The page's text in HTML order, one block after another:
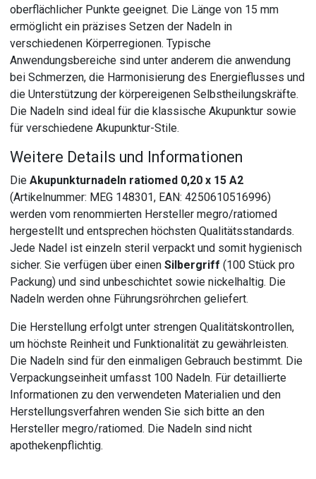
oberflächlicher Punkte geeignet. Die Länge von 15 mm
ermöglicht ein präzises Setzen der Nadeln in
verschiedenen Körperregionen. Typische
Anwendungsbereiche sind unter anderem die anwendung
bei Schmerzen, die Harmonisierung des Energieflusses und
die Unterstützung der körpereigenen Selbstheilungskräfte.
Die Nadeln sind ideal für die klassische Akupunktur sowie
für verschiedene Akupunktur-Stile.
Weitere Details und Informationen
DieAkupunkturnadeln ratiomed 0,20 x 15 A2
(Artikelnummer: MEG 148301, EAN: 4250610516996)
werden vom renommierten Hersteller megro/ratiomed
hergestellt und entsprechen höchsten Qualitätsstandards.
Jede Nadel ist einzeln steril verpackt und somit hygienisch
sicher. Sie verfügen über einenSilbergriff (100 Stück pro
Packung) und sind unbeschichtet sowie nickelhaltig. Die
Nadeln werden ohne Führungsröhrchen geliefert.
Die Herstellung erfolgt unter strengen Qualitätskontrollen,
um höchste Reinheit und Funktionalität zu gewährleisten.
Die Nadeln sind für den einmaligen Gebrauch bestimmt. Die
Verpackungseinheit umfasst 100 Nadeln. Für detaillierte
Informationen zu den verwendeten Materialien und den
Herstellungsverfahren wenden Sie sich bitte an den
Hersteller megro/ratiomed. Die Nadeln sind nicht
apothekenpflichtig.